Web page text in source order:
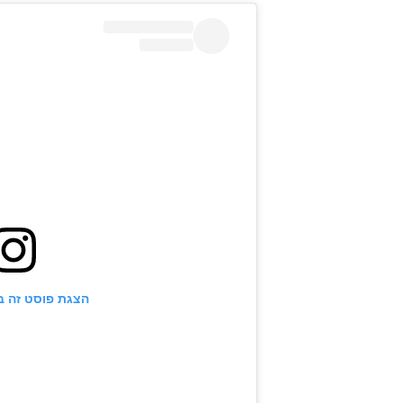
הצגת פוסט זה